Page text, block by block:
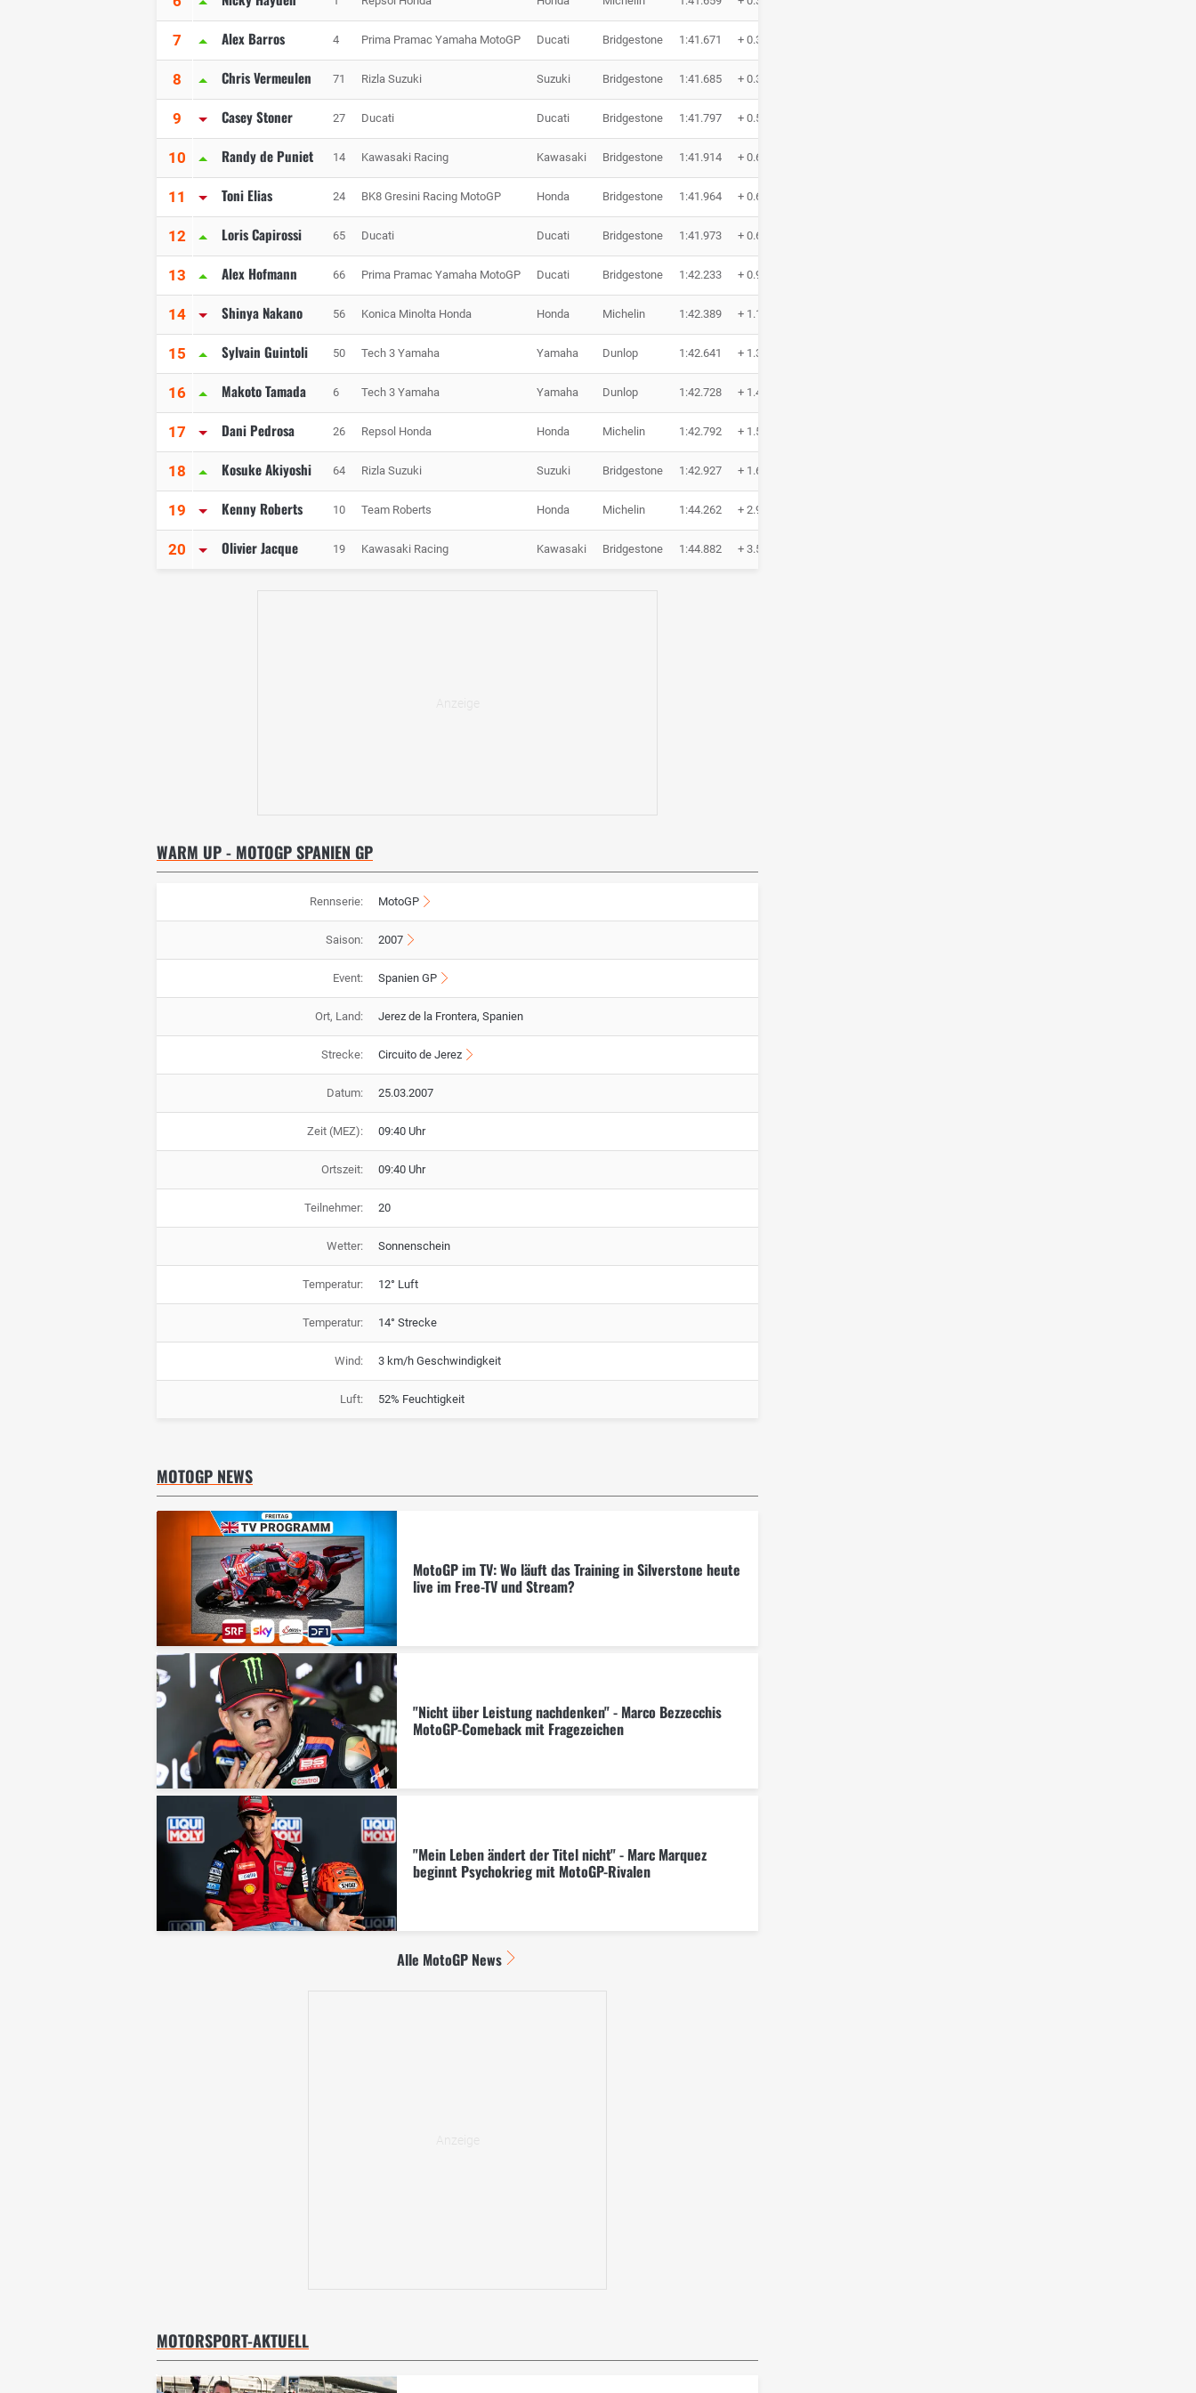
7 Alex Barros 4 Prima Pramac Yamaha MotoGP Ducati Bridgestone 1:41.671 + 0.383
8 Chris Vermeulen 71 Rizla Suzuki Suzuki Bridgestone 1:41.685 + 0.397
9 Casey Stoner 27 Ducati Ducati Bridgestone 1:41.797 + 0.509
10 Randy de Puniet 14 Kawasaki Racing Kawasaki Bridgestone 1:41.914 + 0.626
11 Toni Elias 24 BK8 Gresini Racing MotoGP Honda Bridgestone 1:41.964 + 0.676
12 Loris Capirossi 65 Ducati Ducati Bridgestone 1:41.973 + 0.685
13 Alex Hofmann 66 Prima Pramac Yamaha MotoGP Ducati Bridgestone 1:42.233 + 0.945
14 Shinya Nakano 56 Konica Minolta Honda Honda Michelin 1:42.389 + 1.101
15 Sylvain Guintoli 50 Tech 3 Yamaha Yamaha Dunlop 1:42.641 + 1.353
16 Makoto Tamada 6 Tech 3 Yamaha Yamaha Dunlop 1:42.728 + 1.440
17 Dani Pedrosa 26 Repsol Honda Honda Michelin 1:42.792 + 1.504
18 Kosuke Akiyoshi 64 Rizla Suzuki Suzuki Bridgestone 1:42.927 + 1.639
19 Kenny Roberts 10 Team Roberts Honda Michelin 1:44.262 + 2.974
20 Olivier Jacque 19 Kawasaki Racing Kawasaki Bridgestone 1:44.882 + 3.594
WARM UP - MOTOGP SPANIEN GP
Rennserie: MotoGP
Saison: 2007
Event: Spanien GP
Ort, Land: Jerez de la Frontera, Spanien
Strecke: Circuito de Jerez
Datum: 25.03.2007
Zeit (MEZ): 09:40 Uhr
Ortszeit: 09:40 Uhr
Teilnehmer: 20
Wetter: Sonnenschein
Temperatur: 12° Luft
Temperatur: 14° Strecke
Wind: 3 km/h Geschwindigkeit
Luft: 52% Feuchtigkeit
MOTOGP NEWS
MotoGP im TV: Wo läuft das Training in Silverstone heute
live im Free-TV und Stream?
"Nicht über Leistung nachdenken" - Marco Bezzecchis
MotoGP-Comeback mit Fragezeichen
"Mein Leben ändert der Titel nicht" - Marc Marquez
beginnt Psychokrieg mit MotoGP-Rivalen
Alle MotoGP News
MOTORSPORT-AKTUELL